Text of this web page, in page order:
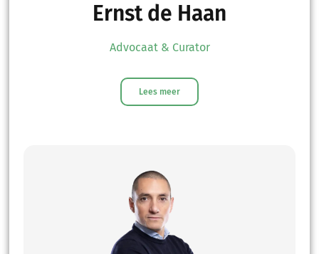
Ernst de Haan
Advocaat & Curator
Lees meer